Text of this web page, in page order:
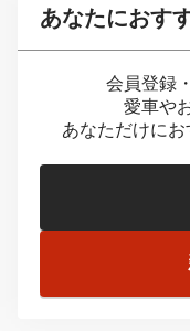
あなたにおす
会員登録
愛車や
あなただけにお